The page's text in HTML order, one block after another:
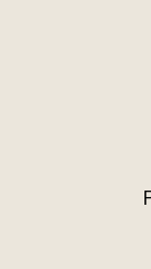
* Ao enviar
* Estou de
as